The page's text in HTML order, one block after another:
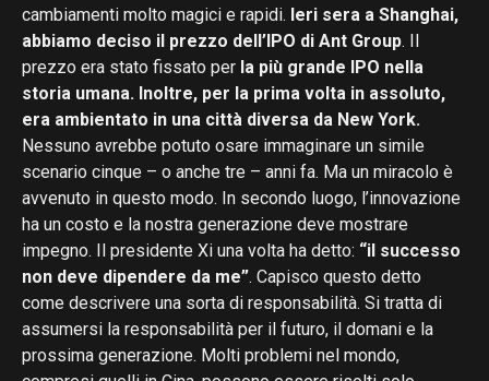
cambiamenti molto magici e rapidi. Ieri sera a Shanghai,
abbiamo deciso il prezzo dell’IPO di Ant Group. Il
prezzo era stato fissato per la più grande IPO nella
storia umana. Inoltre, per la prima volta in assoluto,
era ambientato in una città diversa da New York.
Nessuno avrebbe potuto osare immaginare un simile
scenario cinque – o anche tre – anni fa. Ma un miracolo è
avvenuto in questo modo. In secondo luogo, l’innovazione
ha un costo e la nostra generazione deve mostrare
impegno. Il presidente Xi una volta ha detto: “il successo
non deve dipendere da me”. Capisco questo detto
come descrivere una sorta di responsabilità. Si tratta di
assumersi la responsabilità per il futuro, il domani e la
prossima generazione. Molti problemi nel mondo,